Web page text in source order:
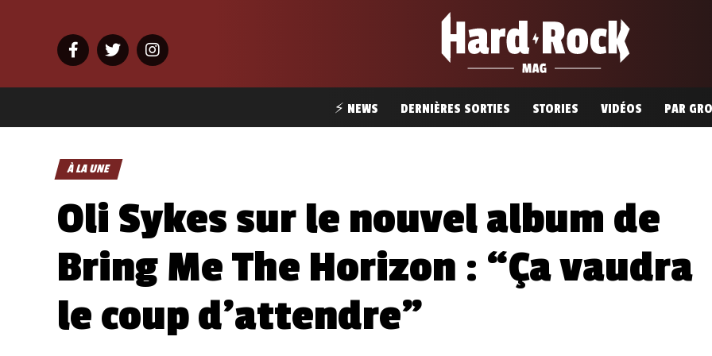
⚡ NEWS DERNIÈRES SORTIES STORIES VIDÉOS PAR
À LA UNE
Oli Sykes sur le nouvel album de
Bring Me The Horizon : “Ça vaudra
le coup d’attendre”